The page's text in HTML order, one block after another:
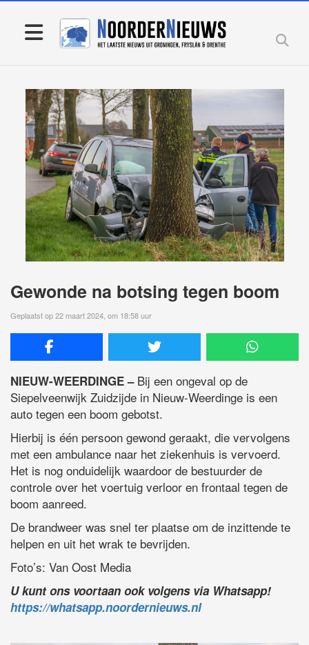
Gewonde na botsing tegen boom
Geplaatst op 22 maart 2024, om 18:58 uur
NIEUW-WEERDINGE –Bij een ongeval op de
Siepelveenwijk Zuidzijde in Nieuw-Weerdinge is een
auto tegen een boom gebotst.
Hierbij is één persoon gewond geraakt, die vervolgens
met een ambulance naar het ziekenhuis is vervoerd.
Het is nog onduidelijk waardoor de bestuurder de
controle over het voertuig verloor en frontaal tegen de
boom aanreed.
De brandweer was snel ter plaatse om de inzittende te
helpen en uit het wrak te bevrijden.
Foto’s: Van Oost Media
U kunt ons voortaan ook volgens via Whatsapp!
https://whatsapp.noordernieuws.nl